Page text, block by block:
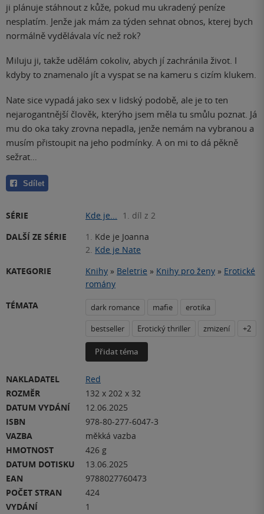
ji plánuje stáhnout z kůže, pokud mu ukradený peníze
nesplatím. Jenže jak mám za týden sehnat obnos, kterej bych
normálně vydělávala víc než rok?
Miluju ji, takže udělám cokoliv, abych jí zachránila život. I
kdyby to znamenalo jít a vyspat se na kameru s cizím klukem.
Nate sice vypadá jako sex v lidský podobě, ale je to ten
nejarogantnější člověk, kterýho jsem měla tu smůlu poznat. Já
mu do oka taky zrovna nepadla, jenže nemám na vybranou a
musím přistoupit na jeho podmínky. A on mi to dá pěkně
sežrat…
Sdílet
SÉRIE Kde je... 1. díl z 2
DALŠÍ ZE SÉRIE
1. Kde je Joanna
2. Kde je Nate
KATEGORIE
Knihy » Beletrie » Knihy pro ženy » Erotické
romány
TÉMATA
dark romance mafie
erotika
bestseller
Erotický thriller zmizení +2
Přidat téma
NAKLADATEL
Red
ROZMĚR
132 x 202 x 32
DATUM VYDÁNÍ
12.06.2025
ISBN
978-80-277-6047-3
VAZBA
měkká vazba
HMOTNOST
426 g
DATUM DOTISKU
13.06.2025
EAN
9788027760473
POČET STRAN
424
VYDÁNÍ
1